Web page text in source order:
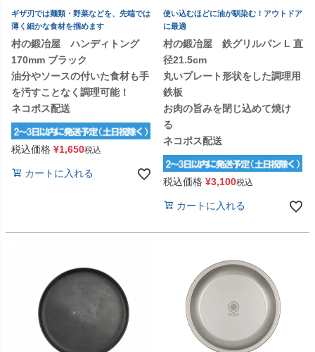
ギザ刃では麺類・野菜などを、先端では
薄く細かな食材を掴めます
村の鍛冶屋 ハンディトング
170mm ブラック
油分やソースの付いた食材も手
を汚すことなく調理可能！
ネコポス配送
税込価格 ¥1,650税込
カートに入れる
使い込むほどに油が馴染む！アウトドア
に最適
村の鍛冶屋 鉄グリルパン L 直
径21.5cm
丸いプレート形状をした調理用
鉄板
お肉の旨みを閉じ込めて焼け
る
ネコポス配送
税込価格 ¥3,100税込
カートに入れる